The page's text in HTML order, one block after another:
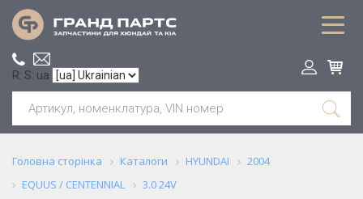
R: S: ua
Головна сторінка Каталоги HYUNDAI
2004
EQUUS / CENTENNIAL
3.0 24V